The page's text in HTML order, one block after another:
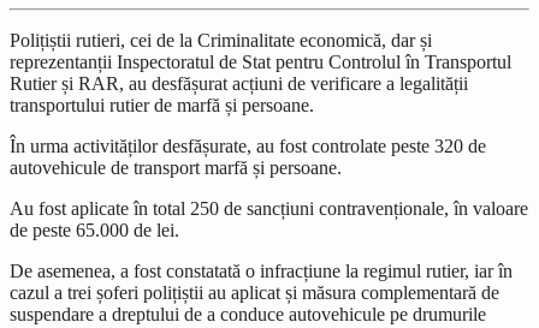
Polițiștii rutieri, cei de la Criminalitate economică, dar și
reprezentanții Inspectoratul de Stat pentru Controlul în Transportul
Rutier și RAR, au desfășurat acțiuni de verificare a legalității
transportului rutier de marfă și persoane.
În urma activităților desfășurate, au fost controlate peste 320 de
autovehicule de transport marfă și persoane.
Au fost aplicate în total 250 de sancțiuni contravenționale, în valoare
de peste 65.000 de lei.
De asemenea, a fost constatată o infracțiune la regimul rutier, iar în
cazul a trei șoferi polițiștii au aplicat și măsura complementară de
suspendare a dreptului de a conduce autovehicule pe drumurile